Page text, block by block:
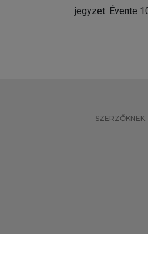
jegyzet. Évente
SZERZŐKNEK